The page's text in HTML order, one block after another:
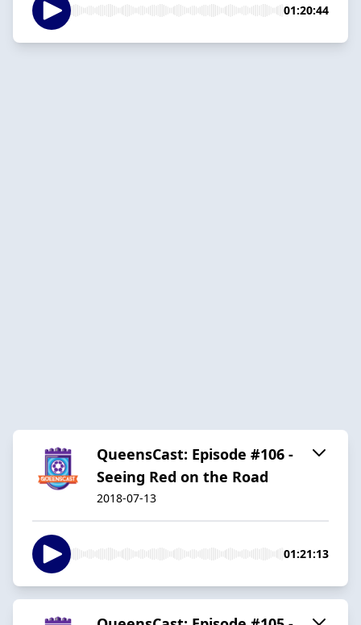
01:20:44
QueensCast: Episode #106 -
Seeing Red on the Road
2018-07-13
01:21:13